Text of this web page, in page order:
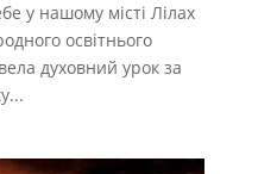
у нашому місті Лілах
освітнього
духовний урок за